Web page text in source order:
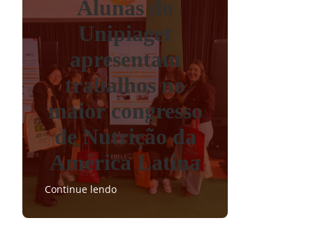
Alunas do
Unipiaget
apresentam
trabalhos no
maior congresso
de Nutrição da
América Latina
Continue lendo